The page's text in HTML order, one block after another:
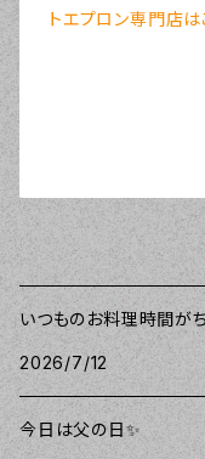
トエプロン専門店は
いつものお料理時間が
2026/7/12
今日は父の日✨